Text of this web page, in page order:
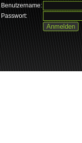
Benutzername:
Passwort: